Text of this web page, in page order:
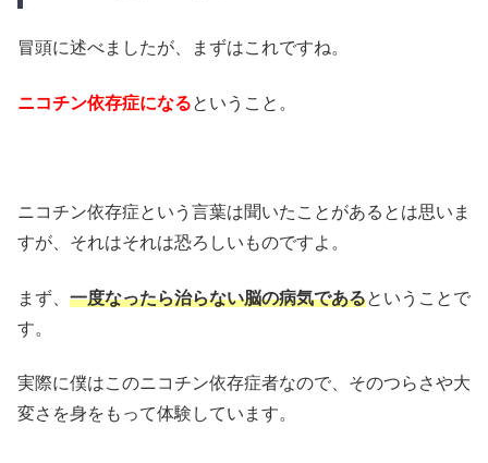
冒頭に述べましたが、まずはこれですね。
ニコチン依存症になるということ。
ニコチン依存症という言葉は聞いたことがあるとは思いま
すが、それはそれは恐ろしいものですよ。
まず、 一度なったら治らない脳の病気であるということで
す。
実際に僕はこのニコチン依存症者なので、そのつらさや大
変さを身をもって体験しています。